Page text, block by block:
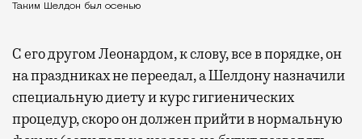
Таким Шелдон был осенью
С его другом Леонардом, к слову, все в порядке, он
на праздниках не переедал, а Шелдону назначили
специальную диету и курс гигиенических
процедур, скоро он должен прийти в нормальную